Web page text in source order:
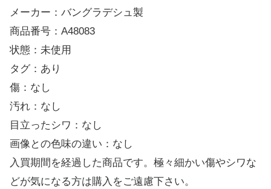
メーカー：バングラデシュ製
商品番号：A48083
状態：未使用
タグ：あり
傷：なし
汚れ：なし
目立ったシワ：なし
画像との色味の違い：なし
入買期間を経過した商品です。極々細かい傷やシワな
どが気になる方は購入をご遠慮下さい。